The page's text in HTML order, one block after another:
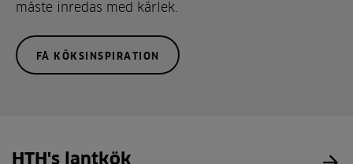
måste inredas med kärlek.
FÅ KÖKSINSPIRATION
HTH's lantkök